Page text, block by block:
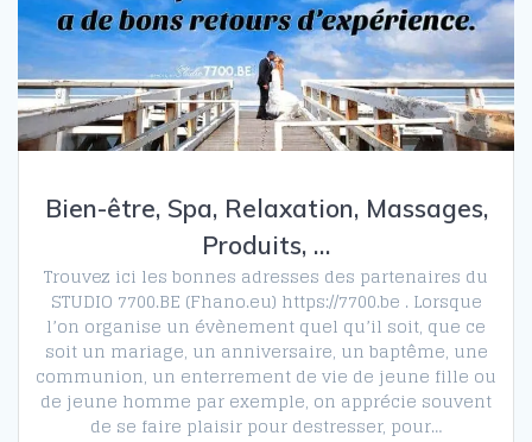
Bien-être, Spa, Relaxation, Massages,
Produits, …
Trouvez ici les bonnes adresses des partenaires du
STUDIO 7700.BE (Fhano.eu) https://7700.be . Lorsque
l’on organise un évènement quel qu’il soit, que ce
soit un mariage, un anniversaire, un baptême, une
communion, un enterrement de vie de jeune fille ou
de jeune homme par exemple, on apprécie souvent
de se faire plaisir pour destresser, pour…